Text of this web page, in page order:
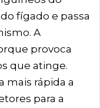
fígado e passa
A
provoca
que atinge.
mais rápida a
para a